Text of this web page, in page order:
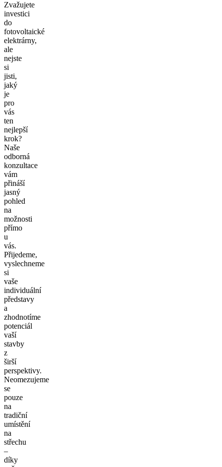
Zvažujete
investici
do
fotovoltaické
elektrárny,
ale
nejste
si
jisti,
jaký
je
pro
vás
ten
nejlepší
krok?
Naše
odborná
konzultace
vám
přináší
jasný
pohled
na
možnosti
přímo
u
vás.
Přijedeme,
vyslechneme
si
vaše
individuální
představy
a
zhodnotíme
potenciál
vaší
stavby
z
širší
perspektivy.
Neomezujeme
se
pouze
na
tradiční
umístění
na
střechu
–
díky